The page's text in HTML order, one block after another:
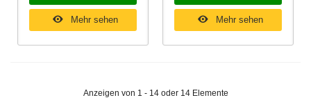
Mehr sehen Mehr sehen
Anzeigen von 1 - 14 oder 14 Elemente